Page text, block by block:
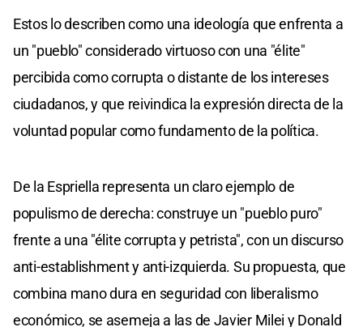
Estos lo describen como una ideología que enfrenta a
un "pueblo" considerado virtuoso con una "élite"
percibida como corrupta o distante de los intereses
ciudadanos, y que reivindica la expresión directa de la
voluntad popular como fundamento de la política.
De la Espriella representa un claro ejemplo de
populismo de derecha: construye un "pueblo puro"
frente a una "élite corrupta y petrista", con un discurso
anti-establishment y anti-izquierda. Su propuesta, que
combina mano dura en seguridad con liberalismo
económico, se asemeja a las de Javier Milei y Donald